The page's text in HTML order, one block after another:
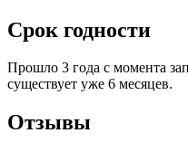
Срок годности
Прошло 3 года с момента
существует уже 6 месяцев.
Отзывы